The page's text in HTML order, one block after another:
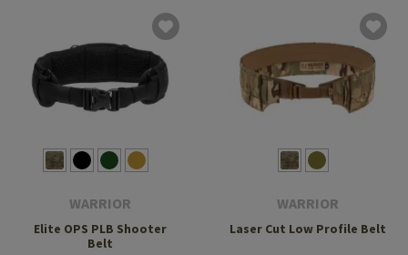
WARRIOR
Elite OPS PLB Shooter
Belt
WARRIOR
Laser Cut Low Profile Belt